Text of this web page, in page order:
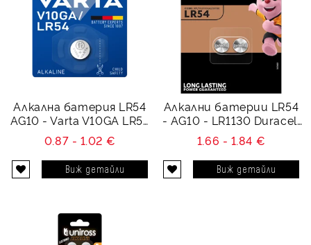
Алкална батерия LR54
AG10 - Varta V10GA LR54
1.5V
0.87 - 1.02 €
Виж детайли
Алкални батерии LR54
- AG10 - LR1130 Duracell
LR54 - 1.5V - 2 броя
1.66 - 1.84 €
Виж детайли